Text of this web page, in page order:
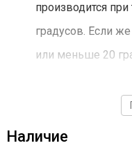
производится
градусов. Если
или меньше 20
90-100°
Наличие